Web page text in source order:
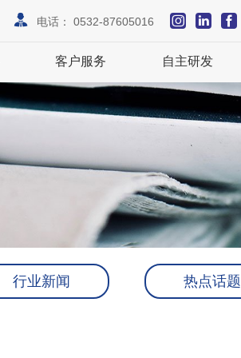
电话： 0532-87605016
客户服务 自主研发
行业新闻 热点话题